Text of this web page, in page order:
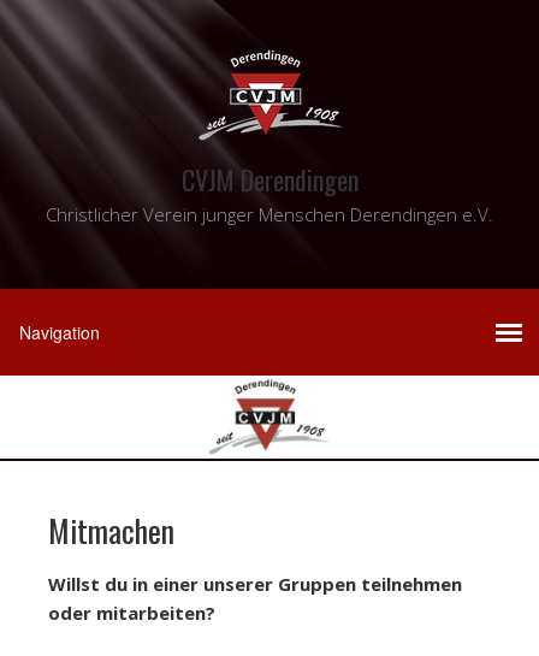
CVJM Derendingen
Christlicher Verein junger Menschen Derendingen e.V.
Mitmachen
Willst du in einer unserer Gruppen teilnehmen
oder mitarbeiten?